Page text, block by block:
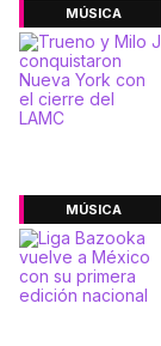
MÚSICA
MÚSICA